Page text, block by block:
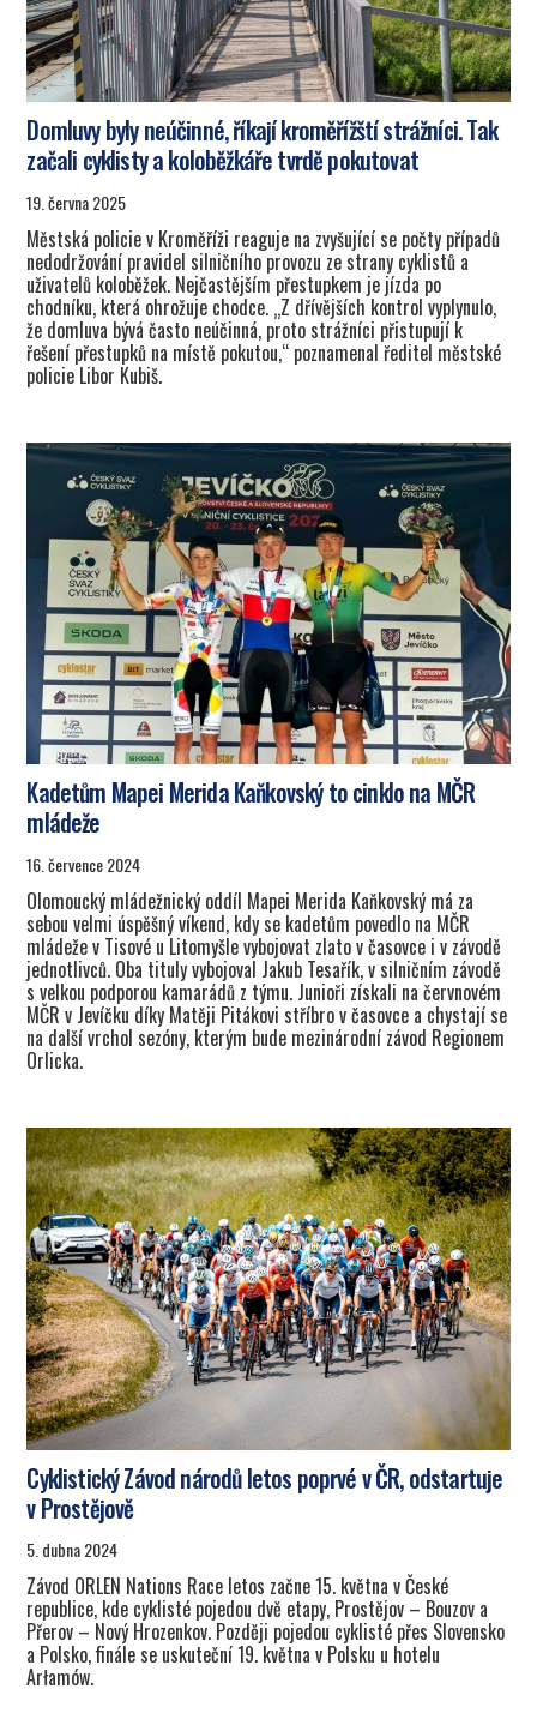
Domluvy byly neúčinné, říkají kroměřížští strážníci. Tak
začali cyklisty a koloběžkáře tvrdě pokutovat
19. června 2025
Městská policie v Kroměříži reaguje na zvyšující se počty případů
nedodržování pravidel silničního provozu ze strany cyklistů a
uživatelů koloběžek. Nejčastějším přestupkem je jízda po
chodníku, která ohrožuje chodce. „Z dřívějších kontrol vyplynulo,
že domluva bývá často neúčinná, proto strážníci přistupují k
řešení přestupků na místě pokutou,“ poznamenal ředitel městské
policie Libor Kubiš.
Kadetům Mapei Merida Kaňkovský to cinklo na MČR
mládeže
16. července 2024
Olomoucký mládežnický oddíl Mapei Merida Kaňkovský má za
sebou velmi úspěšný víkend, kdy se kadetům povedlo na MČR
mládeže v Tisové u Litomyšle vybojovat zlato v časovce i v závodě
jednotlivců. Oba tituly vybojoval Jakub Tesařík, v silničním závodě
s velkou podporou kamarádů z týmu. Junioři získali na červnovém
MČR v Jevíčku díky Matěji Pitákovi stříbro v časovce a chystají se
na další vrchol sezóny, kterým bude mezinárodní závod Regionem
Orlicka.
Cyklistický Závod národů letos poprvé v ČR, odstartuje
v Prostějově
5. dubna 2024
Závod ORLEN Nations Race letos začne 15. května v České
republice, kde cyklisté pojedou dvě etapy, Prostějov – Bouzov a
Přerov – Nový Hrozenkov. Později pojedou cyklisté přes Slovensko
a Polsko, finále se uskuteční 19. května v Polsku u hotelu
Arłamów.